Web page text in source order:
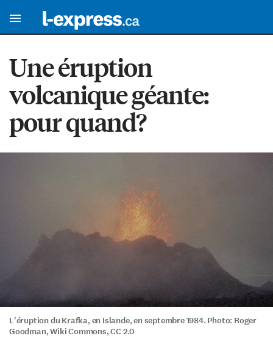
Une éruption
volcanique géante:
pour quand?
L'éruption du Krafka, en Islande, en septembre 1984. Photo: Roger
Goodman, Wiki Commons, CC 2.0